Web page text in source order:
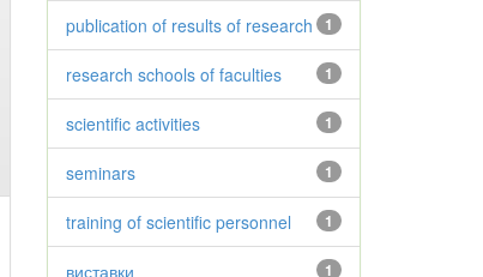
1
publication of results of research
1
research schools of faculties
1
scientific activities
1
seminars
1
training of scientific personnel
1
виставки